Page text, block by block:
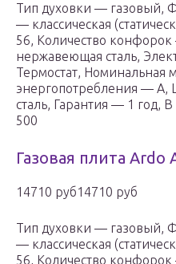
Тип духовки — газовый,
— классическая
56, Количество
нержавеющая сталь,
Термостат, Номинальная
энергопотребления —
сталь, Гарантия — 1 год,
500
Газовая плита Ardo
14710 руб14710 руб
Тип духовки — газовый,
— классическая
56, Количество